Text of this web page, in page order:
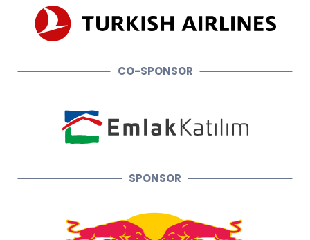
CO-SPONSOR
SPONSOR